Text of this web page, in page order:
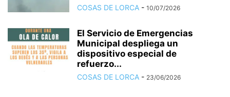
COSAS DE LORCA - 10/07/2026
El Servicio de Emergencias
Municipal despliega un
dispositivo especial de
refuerzo...
COSAS DE LORCA - 23/06/2026